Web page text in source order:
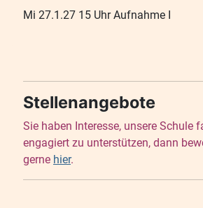
Mi 27.1.27 15 Uhr Aufnahme I
Stellenangebote
Sie haben Interesse, unsere Schule
engagiert zu unterstützen, dann
gerne hier.